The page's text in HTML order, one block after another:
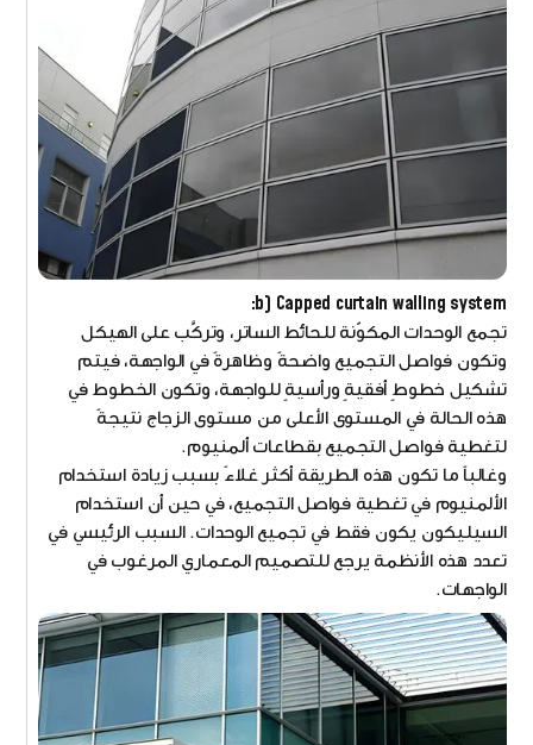
b) Capped curtain walling system:
تجمع الوحدات المكوّنة للحائط الساتر، وتركَّب على الهيكل
وتكون فواصل التجميع واضحةً وظاهرةً في الواجهة، فيتم
تشكيل خطوطٍ أفقيةٍ ورأسيةٍ للواجهة، وتكون الخطوط في
هذه الحالة في المستوى الأعلى من مستوى الزجاج نتيجةً
لتغطية فواصل التجميع بقطاعات ألمنيوم.
وغالباً ما تكون هذه الطريقة أكثر غلاءً بسبب زيادة استخدام
الألمنيوم في تغطية فواصل التجميع، في حين أن استخدام
السيليكون يكون فقط في تجميع الوحدات. السبب الرئيسي في
تعدد هذه الأنظمة يرجع للتصميم المعماري المرغوب في
الواجهات.